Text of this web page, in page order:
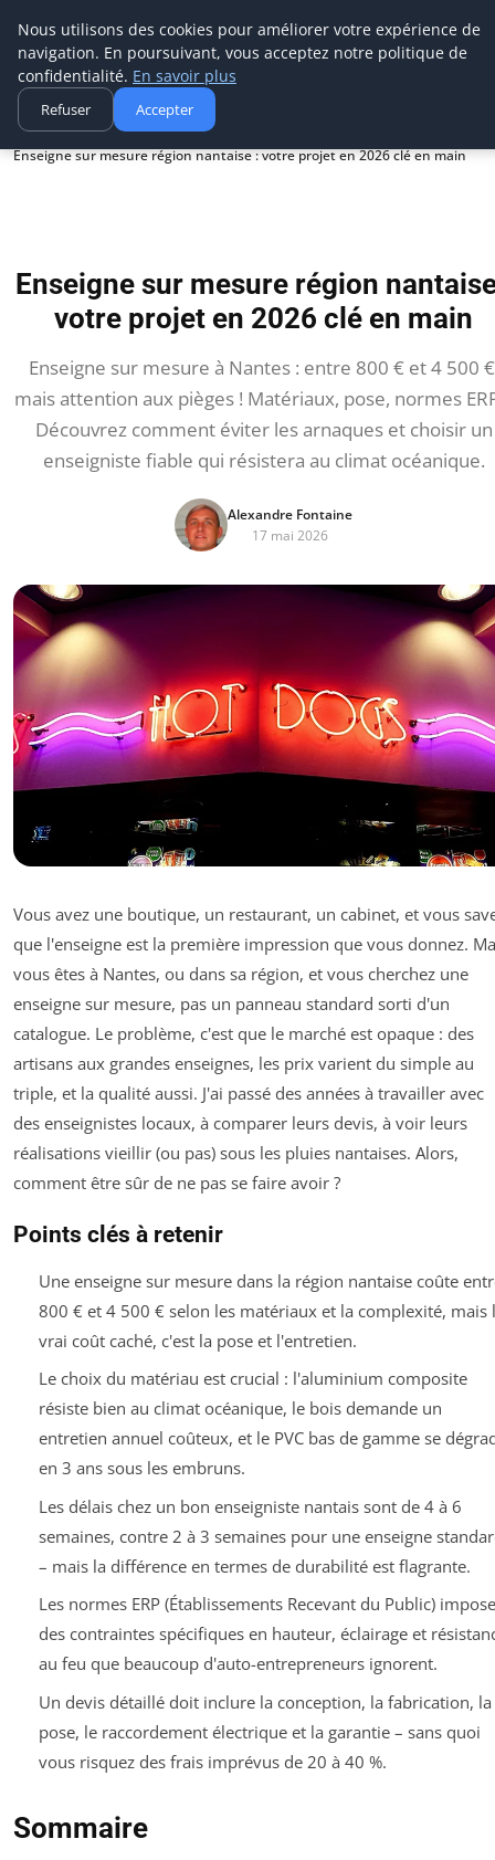
Aecme
Accueil
Enseigne sur mesure région nantaise : votre projet en 2026 clé en main
Enseigne sur mesure région
votre projet en 2026 clé en main
Enseigne sur mesure à Nantes : entre 800 € et 4 500
mais attention aux pièges ! Matériaux, pose, normes
Découvrez comment éviter les arnaques et choisir un
enseigniste fiable qui résistera au climat océanique.
Alexandre Fontaine
17 mai 2026
Vous avez une boutique, un restaurant, un cabinet, et vous
que l'enseigne est la première impression que vous donnez.
vous êtes à Nantes, ou dans sa région, et vous cherchez une
enseigne sur mesure, pas un panneau standard sorti d'un
catalogue. Le problème, c'est que le marché est opaque : des
artisans aux grandes enseignes, les prix varient du simple au
triple, et la qualité aussi. J'ai passé des années à travailler avec
des enseignistes locaux, à comparer leurs devis, à voir leurs
réalisations vieillir (ou pas) sous les pluies nantaises. Alors,
comment être sûr de ne pas se faire avoir ?
Points clés à retenir
Une enseigne sur mesure dans la région nantaise coûte
800 € et 4 500 € selon les matériaux et la complexité, mais
vrai coût caché, c'est la pose et l'entretien.
Le choix du matériau est crucial : l'aluminium composite
résiste bien au climat océanique, le bois demande un
entretien annuel coûteux, et le PVC bas de gamme se
en 3 ans sous les embruns.
Les délais chez un bon enseigniste nantais sont de 4 à 6
semaines, contre 2 à 3 semaines pour une enseigne
– mais la différence en termes de durabilité est flagrante.
Les normes ERP (Établissements Recevant du Public)
des contraintes spécifiques en hauteur, éclairage et
au feu que beaucoup d'auto-entrepreneurs ignorent.
Un devis détaillé doit inclure la conception, la fabrication, la
pose, le raccordement électrique et la garantie – sans quoi
vous risquez des frais imprévus de 20 à 40 %.
Sommaire
Nous utilisons des cookies pour améliorer votre expérience de
navigation. En poursuivant, vous acceptez notre politique de
confidentialité. En savoir plus
Refuser Accepter